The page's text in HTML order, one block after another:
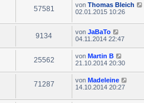
57581 von Thomas Bleich
02.01.2015 10:26
9134 von JaBaTo
04.11.2014 22:47
25562 von Martin B
21.10.2014 20:30
71287 von Madeleine
14.10.2014 20:27